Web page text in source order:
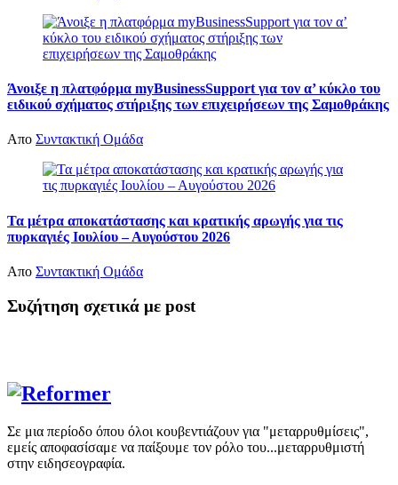
Άνοιξε η πλατφόρμα myBusinessSupport για τον α’ κύκλο του
ειδικού σχήματος στήριξης των επιχειρήσεων της Σαμοθράκης
Απο Συντακτική Ομάδα
Τα μέτρα αποκατάστασης και κρατικής αρωγής για τις
πυρκαγιές Ιουλίου – Αυγούστου 2026
Απο Συντακτική Ομάδα
Συζήτηση σχετικά με post
Σε μια περίοδο όπου όλοι κουβεντιάζουν για "μεταρρυθμίσεις",
εμείς αποφασίσαμε να παίξουμε τον ρόλο του...μεταρρυθμιστή
στην ειδησεογραφία.